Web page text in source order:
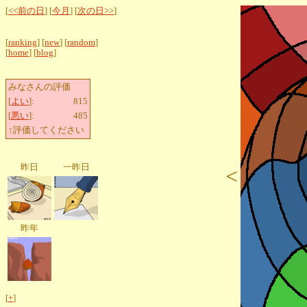
[<<前の日 ] [今月 ] [次の日>>]
[ranking] [new] [random]
[home] [blog]
みなさんの評価
[よい]:
815
[悪い]:
485
↑評価してください
昨日 一昨日
昨年
[+]
<